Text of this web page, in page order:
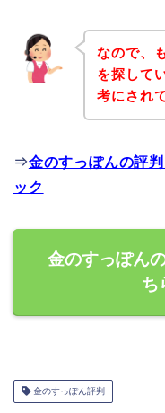
なので、
を探して
考にされ
⇒金のすっぽんの評
ック
金のすっぽん
ち
金のすっぽん評判